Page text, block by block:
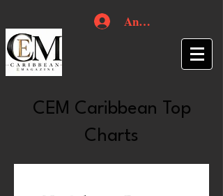
Anmelden
CEM Caribbean Top
Charts